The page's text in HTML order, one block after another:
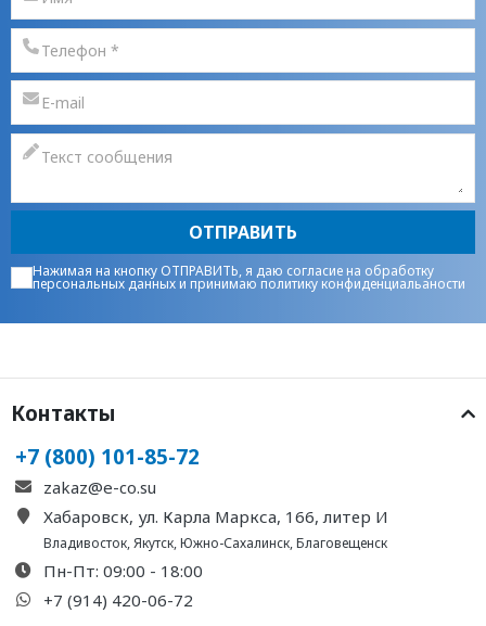
ОТПРАВИТЬ
Нажимая на кнопку ОТПРАВИТЬ, я даю согласие на обработку
персональных данныхи принимаюполитику конфиденциальаности
Контакты
+7 (800) 101-85-72
zakaz@e-co.su
Хабаровск, ул. Карла Маркса, 166, литер И
Владивосток,Якутск,Южно-Сахалинск,Благовещенск
Пн-Пт: 09:00 - 18:00
+7 (914) 420-06-72